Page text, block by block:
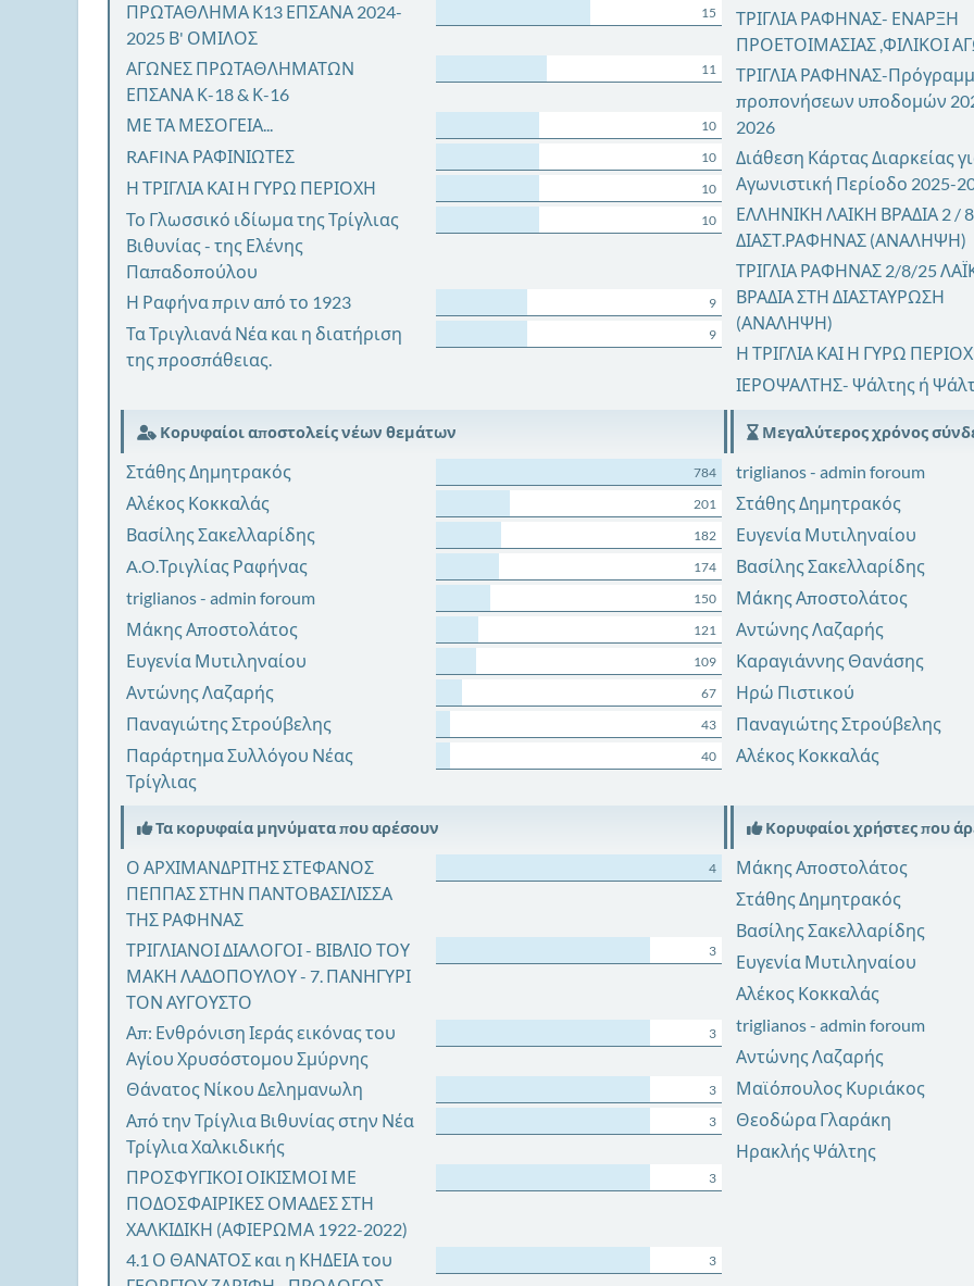
ΠΡΩΤΑΘΛΗΜΑ Κ13 ΕΠΣΑΝΑ 2024-
2025 Β' ΟΜΙΛΟΣ
15
ΑΓΩΝΕΣ ΠΡΩΤΑΘΛΗΜΑΤΩΝ
ΕΠΣΑΝΑ Κ-18 & Κ-16
11
ΜΕ ΤΑ ΜΕΣΟΓΕΙΑ... 10
RAFINA ΡΑΦΙΝΙΩΤΕΣ 10
Η ΤΡΙΓΛΙΑ ΚΑΙ Η ΓΥΡΩ ΠΕΡΙΟΧΗ 10
Το Γλωσσικό ιδίωμα της Τρίγλιας
Βιθυνίας - της Ελένης
Παπαδοπούλου
10
Η Ραφήνα πριν από το 1923 9
Τα Τριγλιανά Νέα και η διατήριση
της προσπάθειας.
9
ΤΡΙΓΛΙΑ ΡΑΦΗΝΑΣ- ΕΝΑΡΞΗ
ΠΡΟΕΤΟΙΜΑΣΙΑΣ ,ΦΙΛΙΚΟΙ
ΤΡΙΓΛΙΑ ΡΑΦΗΝΑΣ-
προπονήσεων υποδομών
2026
Διάθεση Κάρτας Διαρκείας
Αγωνιστική Περίοδο 2025-
ΕΛΛΗΝΙΚΗ ΛΑΙΚΗ ΒΡΑΔΙΑ 2 /
ΔΙΑΣΤ.ΡΑΦΗΝΑΣ (ΑΝΑΛΗΨΗ)
ΤΡΙΓΛΙΑ ΡΑΦΗΝΑΣ 2/8/25
ΒΡΑΔΙΑ ΣΤΗ ΔΙΑΣΤΑΥΡΩΣΗ
(ΑΝΑΛΗΨΗ)
Η ΤΡΙΓΛΙΑ ΚΑΙ Η ΓΥΡΩ
ΙΕΡΟΨΑΛΤΗΣ- Ψάλτης ή
Κορυφαίοι αποστολείς νέων θεμάτων
Στάθης Δημητρακός 784
Αλέκος Κοκκαλάς 201
Βασίλης Σακελλαρίδης 182
A.O.Τριγλίας Ραφήνας 174
triglianos - admin foroum 150
Μάκης Αποστολάτος 121
Ευγενία Μυτιληναίου 109
Αντώνης Λαζαρής 67
Παναγιώτης Στρούβελης 43
Παράρτημα Συλλόγου Νέας
Τρίγλιας
40
Μεγαλύτερος χρόνος
triglianos - admin foroum
Στάθης Δημητρακός
Ευγενία Μυτιληναίου
Βασίλης Σακελλαρίδης
Μάκης Αποστολάτος
Αντώνης Λαζαρής
Καραγιάννης Θανάσης
Ηρώ Πιστικού
Παναγιώτης Στρούβελης
Αλέκος Κοκκαλάς
Τα κορυφαία μηνύματα που αρέσουν
Ο ΑΡΧΙΜΑΝΔΡΙΤΗΣ ΣΤΕΦΑΝΟΣ
ΠΕΠΠΑΣ ΣΤΗΝ ΠΑΝΤΟΒΑΣΙΛΙΣΣΑ
ΤΗΣ ΡΑΦΗΝΑΣ
4
ΤΡΙΓΛΙΑΝΟΙ ΔΙΑΛΟΓΟΙ - ΒΙΒΛΙΟ ΤΟΥ
ΜΑΚΗ ΛΑΔΟΠΟΥΛΟΥ - 7. ΠΑΝΗΓΥΡΙ
ΤΟΝ ΑΥΓΟΥΣΤΟ
3
Απ: Ενθρόνιση Ιεράς εικόνας του
Αγίου Χρυσόστομου Σμύρνης
3
Θάνατος Νίκου Δελημανωλη 3
Από την Τρίγλια Βιθυνίας στην Νέα
Τρίγλια Χαλκιδικής
3
ΠΡΟΣΦΥΓΙΚΟΙ ΟΙΚΙΣΜΟΙ ΜΕ
ΠΟΔΟΣΦΑΙΡΙΚΕΣ ΟΜΑΔΕΣ ΣΤΗ
ΧΑΛΚΙΔΙΚΗ (ΑΦΙΕΡΩΜΑ 1922-2022)
3
4.1 Ο ΘΑΝΑΤΟΣ και η ΚΗΔΕΙΑ του
3
Κορυφαίοι χρήστες που
Μάκης Αποστολάτος
Στάθης Δημητρακός
Βασίλης Σακελλαρίδης
Ευγενία Μυτιληναίου
Αλέκος Κοκκαλάς
triglianos - admin foroum
Αντώνης Λαζαρής
Μαϊόπουλος Κυριάκος
Θεοδώρα Γλαράκη
Ηρακλής Ψάλτης